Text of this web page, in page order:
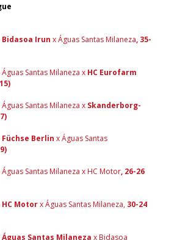
Bidasoa Irun x Águas Santas Milaneza, 35-
Santas Milaneza x HC Eurofarm
Santas Milaneza x Skanderborg-
Füchse Berlin x Águas Santas
Santas Milaneza x HC Motor, 26-26
HC Motorx Águas Santas Milaneza, 30-24
Águas Santas Milaneza x Bidasoa